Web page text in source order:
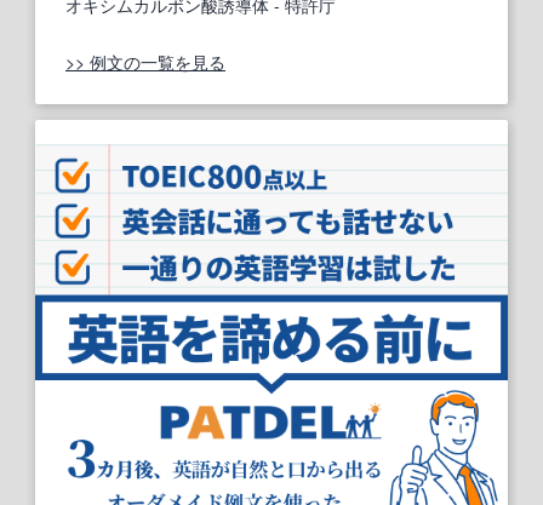
オキシムカルボン酸誘導体 - 特許庁
>> 例文の一覧を見る